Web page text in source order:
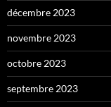
décembre 2023
novembre 2023
octobre 2023
septembre 2023